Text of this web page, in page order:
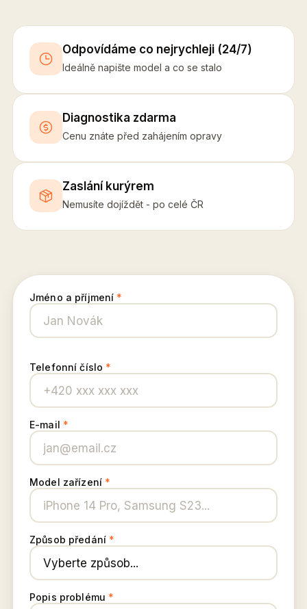
Odpovídáme co nejrychleji (24/7)
Ideálně napište model a co se stalo
Diagnostika zdarma
Cenu znáte před zahájením opravy
Zaslání kurýrem
Nemusíte dojíždět - po celé ČR
Jméno a příjmení *
Telefonní číslo *
E-mail *
Model zařízení *
Způsob předání *
Popis problému *